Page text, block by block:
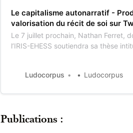
Le capitalisme autonarratif -
valorisation du récit de soi sur
Le 7 juillet prochain, Nathan Ferret,
l’IRIS-EHESS soutiendra sa thèse
la direction de Arnaud Esquerre.
Ludocorpus Ludocorpus
Publications :